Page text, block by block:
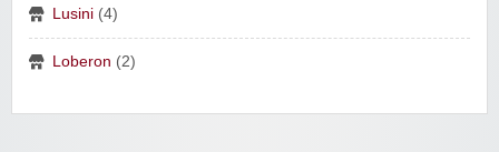
Lusini (4)
Loberon (2)